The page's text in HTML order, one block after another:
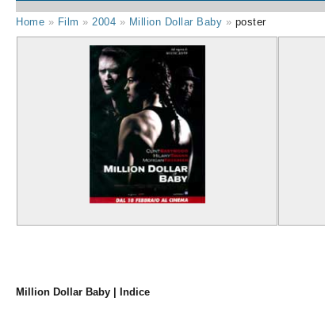
Home » Film » 2004 » Million Dollar Baby » poster
Million Dollar Baby | Indice